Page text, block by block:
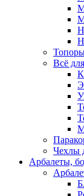
Всё
Чехлы
Арбалеты,